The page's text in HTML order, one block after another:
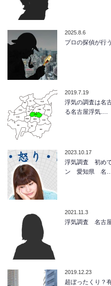
2025.8.6
プロの探偵が行
2019.7.19
浮気の調査は名
る名古屋浮気.…
2023.10.17
浮気調査 初め
ン 愛知県 名…
2021.11.3
浮気調査 名古
2019.12.23
超ぼったくり？